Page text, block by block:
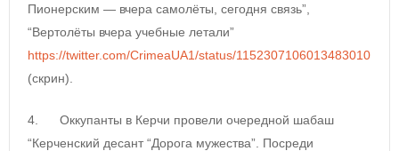
Пионерским — вчера самолёты, сегодня связь”,
“Вертолёты вчера учебные летали”
https://twitter.com/CrimeaUA1/status/1152307106013483010
(скрин).
4. Оккупанты в Керчи провели очередной шабаш
“Керченский десант “Дорога мужества”. Посреди